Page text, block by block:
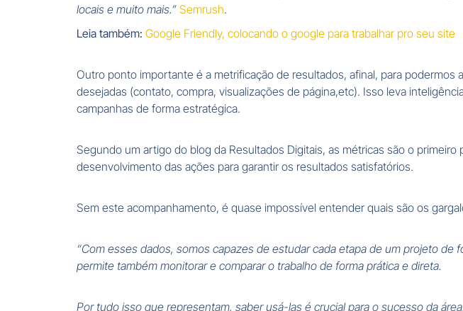
locais e muito mais.” Semrush.
Leia também: Google Friendly, colocando o google para trabalhar pro seu site
Outro ponto importante é a metrificação de resultados, afinal, para
desejadas (contato, compra, visualizações de página,etc). Isso leva
campanhas de forma estratégica.
Segundo um artigo do blog da Resultados Digitais, as métricas são o
desenvolvimento das ações para garantir os resultados satisfatórios.
Sem este acompanhamento, é quase impossível entender quais são os
“Com esses dados, somos capazes de estudar cada etapa de um projeto
permite também monitorar e comparar o trabalho de forma prática e direta.
Por tudo isso que representam, saber usá-las é crucial para o sucesso da